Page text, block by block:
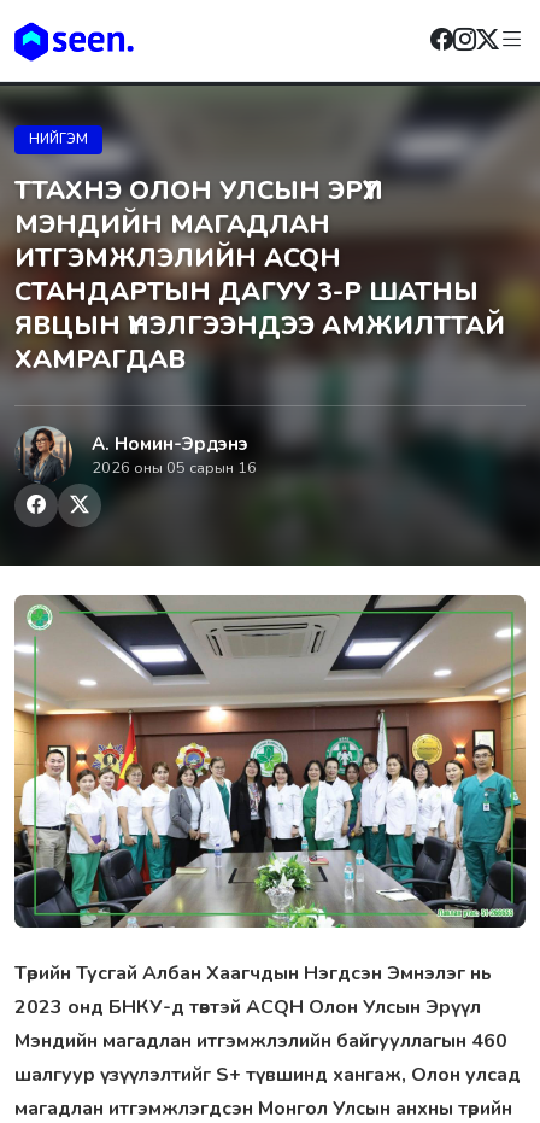
НИЙГЭМ
ТТАХНЭ ОЛОН УЛСЫН ЭРҮҮЛ
МЭНДИЙН МАГАДЛАН
ИТГЭМЖЛЭЛИЙН ACQH
СТАНДАРТЫН ДАГУУ 3-Р ШАТНЫ
ЯВЦЫН ҮНЭЛГЭЭНДЭЭ АМЖИЛТТАЙ
ХАМРАГДАВ
А. Номин-Эрдэнэ
2026 оны 05 сарын 16
Төрийн Тусгай Албан Хаагчдын Нэгдсэн Эмнэлэг нь
2023 онд БНКУ-д төвтэй ACQH Олон Улсын Эрүүл
Мэндийн магадлан итгэмжлэлийн байгууллагын 460
шалгуур үзүүлэлтийг S+ түвшинд хангаж, Олон улсад
магадлан итгэмжлэгдсэн Монгол Улсын анхны төрийн